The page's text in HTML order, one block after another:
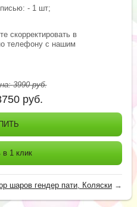
- 1 шт;
скорректировать в
телефону с нашим
3990руб.
руб.
в 1 клик
шаров гендер пати, Коляски→